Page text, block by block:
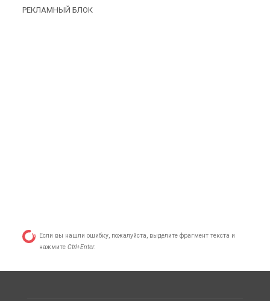
РЕКЛАМНЫЙ БЛОК
Если вы нашли ошибку, пожалуйста, выделите фрагмент текста и
нажмите Ctrl+Enter.